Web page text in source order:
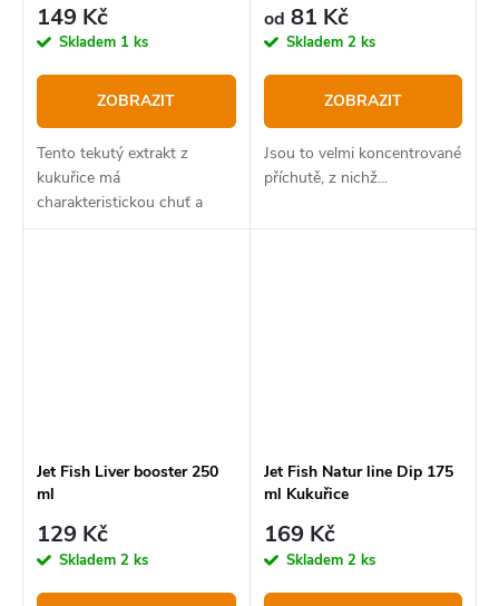
149 Kč
Skladem 1 ks
ZOBRAZIT
Tento tekutý extrakt z
kukuřice má
charakteristickou chuť a
vůni.
od 81 Kč
Skladem 2 ks
ZOBRAZIT
Jsou to velmi koncentrované
příchutě, z nichž...
Jet Fish Liver booster 250
ml
129 Kč
Skladem 2 ks
Jet Fish Natur line Dip 175
ml Kukuřice
169 Kč
Skladem 2 ks